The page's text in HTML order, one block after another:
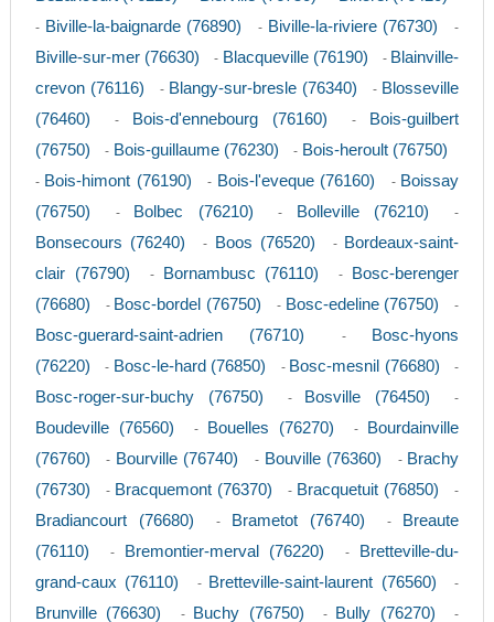
- Biville-la-baignarde (76890) - Biville-la-riviere (76730) -
Biville-sur-mer (76630) - Blacqueville (76190) - Blainville-
crevon (76116)
- Blangy-sur-bresle (76340) - Blosseville
(76460)
- Bois-d'ennebourg (76160) -
Bois-guilbert
(76750)
- Bois-guillaume (76230) - Bois-heroult (76750)
- Bois-himont (76190) - Bois-l'eveque (76160) - Boissay
(76750)
- Bolbec (76210) - Bolleville (76210) -
Bonsecours (76240) - Boos (76520) - Bordeaux-saint-
clair (76790)
- Bornambusc (76110) -
Bosc-berenger
(76680)
- Bosc-bordel (76750) - Bosc-edeline (76750) -
Bosc-guerard-saint-adrien (76710) -
Bosc-hyons
(76220)
- Bosc-le-hard (76850) - Bosc-mesnil (76680) -
Bosc-roger-sur-buchy (76750) - Bosville (76450) -
Boudeville (76560) - Bouelles (76270) -
Bourdainville
(76760)
- Bourville (76740) - Bouville (76360) - Brachy
(76730)
- Bracquemont (76370) - Bracquetuit (76850) -
Bradiancourt (76680) - Brametot (76740) -
Breaute
(76110)
- Bremontier-merval (76220) -
Bretteville-du-
grand-caux (76110)
- Bretteville-saint-laurent (76560) -
Brunville (76630) - Buchy (76750) - Bully (76270) -